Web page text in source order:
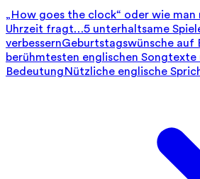
„How goes the clock“ oder wie
Uhrzeit fragt…5 unterhaltsame
verbessernGeburtstagswünsche auf
berühmtesten englischen Songtexte
BedeutungNützliche englische